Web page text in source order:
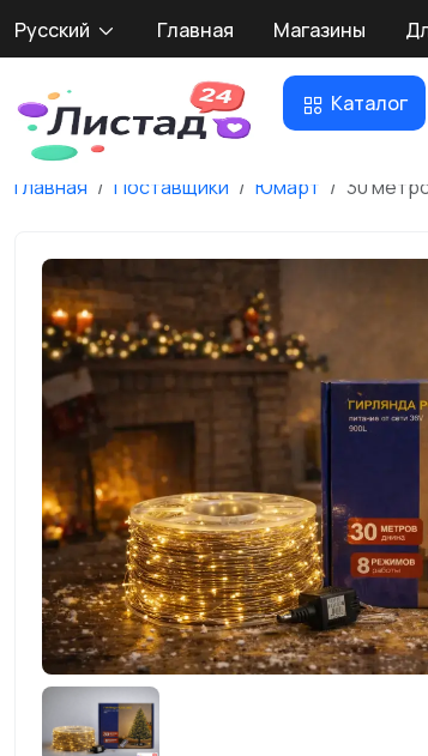
Русский Главная Магазины
Каталог
Главная Поставщики Юмарт 30